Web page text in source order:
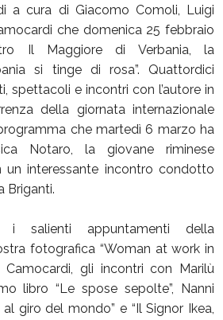
a cura di Giacomo Comoli, Luigi
che domenica 25 febbraio
Il Maggiore di Verbania, la
si tinge di rosa”. Quattordici
spettacoli e incontri con l’autore in
della giornata internazionale
che martedì 6 marzo ha
Notaro, la giovane riminese
un interessante incontro condotto
Briganti.
salienti appuntamenti della
fotografica “Woman at work in
Camocardi, gli incontri con Marilù
libro “Le spose sepolte”, Nanni
giro del mondo” e “Il Signor Ikea,